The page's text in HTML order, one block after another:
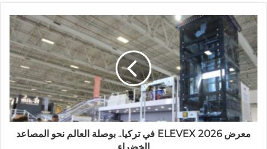
معرض ELEVEX 2026 في تركيا.. بوصلة العالم نحو المصاعد